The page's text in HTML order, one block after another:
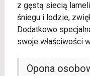
z gęstą siecią
śniegu i lodzie,
Dodatkowo
swoje właściwości
Opona